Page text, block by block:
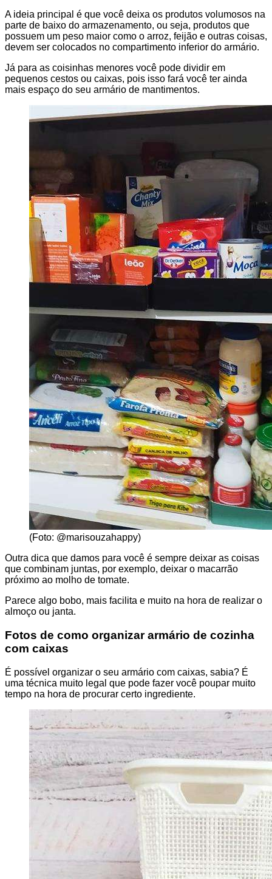
A ideia principal é que você deixa os produtos volumosos na
parte de baixo do armazenamento, ou seja, produtos que
possuem um peso maior como o arroz, feijão e outras coisas,
devem ser colocados no compartimento inferior do armário.
Já para as coisinhas menores você pode dividir em
pequenos cestos ou caixas, pois isso fará você ter ainda
mais espaço do seu armário de mantimentos.
(Foto: @marisouzahappy)
Outra dica que damos para você é sempre deixar as coisas
que combinam juntas, por exemplo, deixar o macarrão
próximo ao molho de tomate.
Parece algo bobo, mais facilita e muito na hora de realizar o
almoço ou janta.
Fotos de como organizar armário de cozinha
com caixas
É possível organizar o seu armário com caixas, sabia? É
uma técnica muito legal que pode fazer você poupar muito
tempo na hora de procurar certo ingrediente.